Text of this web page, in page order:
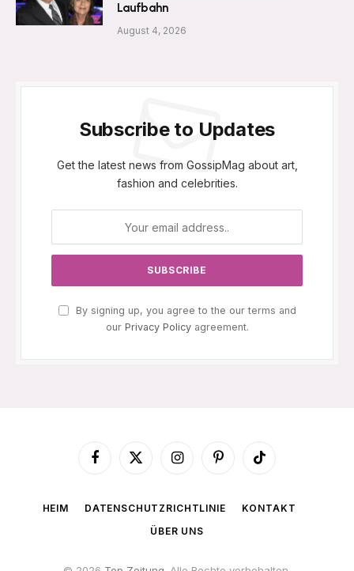
Laufbahn
August 4, 2026
Subscribe to Updates
Get the latest news from GossipMag about art,
fashion and celebrities.
By signing up, you agree to the our terms and
our Privacy Policyagreement.
Facebook
X
InstagramPinterestTikTok
HEIM DATENSCHUTZRICHTLINIE
KONTAKT
ÜBER UNS